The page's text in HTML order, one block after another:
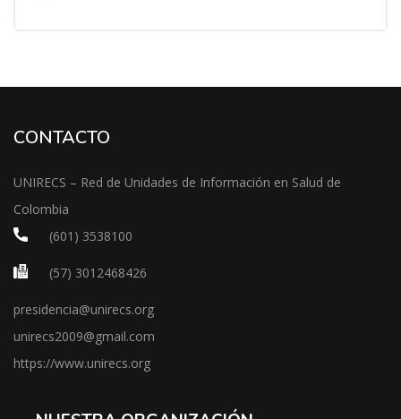
CONTACTO
UNIRECS – Red de Unidades de Información en Salud de
Colombia
(601) 3538100
(57) 3012468426
presidencia@unirecs.org
unirecs2009@gmail.com
https://www.unirecs.org